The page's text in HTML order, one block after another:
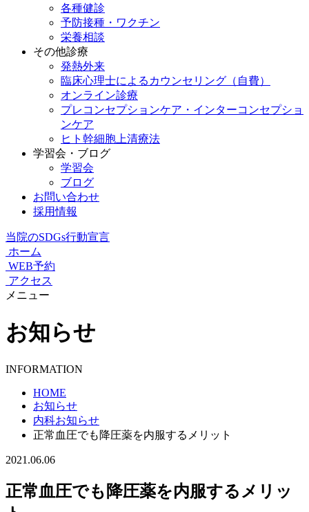
各種健診
予防接種・ワクチン
栄養相談
その他診療
発熱外来
臨床心理士によるカウンセリング（自費）
オンライン診療
プレコンセプションケア・インターコンセプショ
ンケア
ヒト幹細胞上清療法
学習会・ブログ
学習会
ブログ
お問い合わせ
採用情報
当院のSDGs行動宣言
ホーム
WEB予約
アクセス
メニュー
お知らせ
INFORMATION
HOME
お知らせ
内科お知らせ
正常血圧でも降圧薬を内服するメリット
2021.06.06
正常血圧でも降圧薬を内服するメリッ